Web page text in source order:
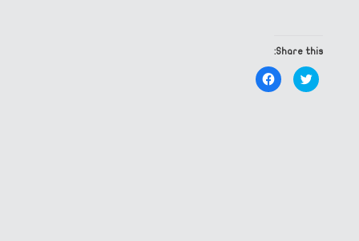
Share this:
Click
to
share
Click
to